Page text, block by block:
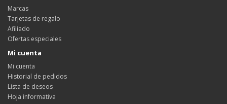
Marcas
Tarjetas de regalo
Afiliado
Ofertas especiales
Mi cuenta
Mi cuenta
Historial de pedidos
Lista de deseos
Hoja informativa